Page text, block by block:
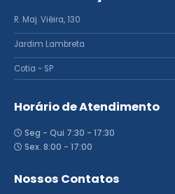
R. Maj. Viêira, 130
Jardim Lambreta
Cotia - SP
Horário de Atendimento
Seg - Qui 7:30 - 17:30
Sex. 8:00 - 17:00
Nossos Contatos